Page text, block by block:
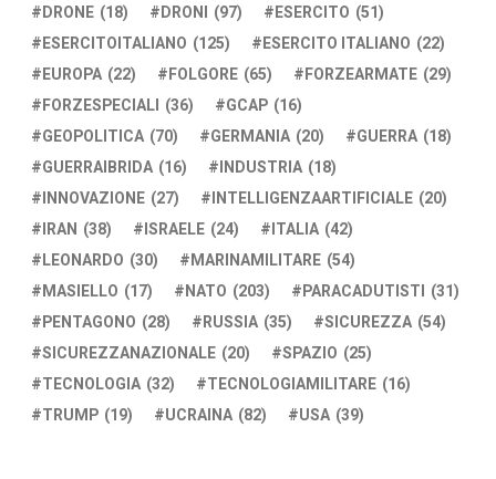
DRONE (18) DRONI (97) ESERCITO (51)
ESERCITOITALIANO (125) ESERCITO ITALIANO (22)
EUROPA (22) FOLGORE (65) FORZEARMATE (29)
FORZESPECIALI (36) GCAP (16)
GEOPOLITICA (70) GERMANIA (20) GUERRA (18)
GUERRAIBRIDA (16) INDUSTRIA (18)
INNOVAZIONE (27) INTELLIGENZAARTIFICIALE (20)
IRAN (38) ISRAELE (24) ITALIA (42)
LEONARDO (30) MARINAMILITARE (54)
MASIELLO (17) NATO (203) PARACADUTISTI (31)
PENTAGONO (28) RUSSIA (35) SICUREZZA (54)
SICUREZZANAZIONALE (20) SPAZIO (25)
TECNOLOGIA (32) TECNOLOGIAMILITARE (16)
TRUMP (19) UCRAINA (82) USA (39)